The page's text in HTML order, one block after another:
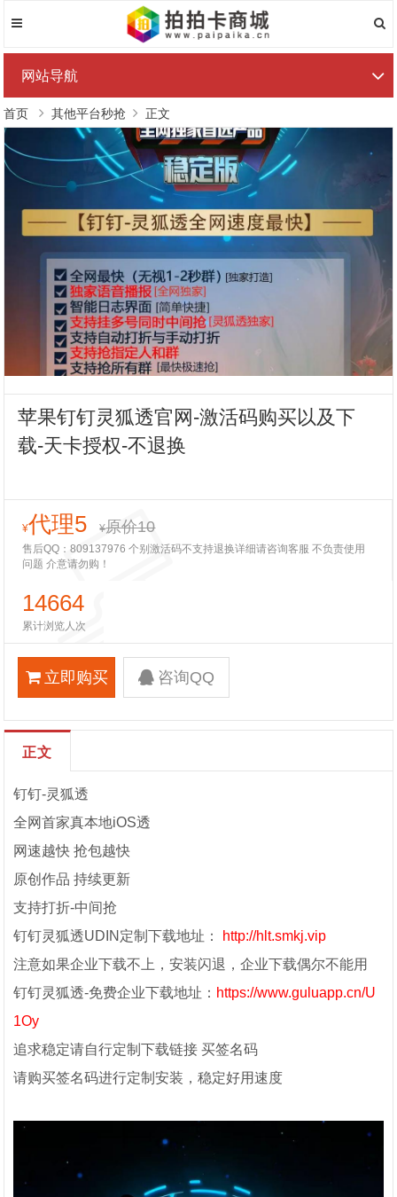
网站导航
首页 其他平台秒抢 正文
苹果钉钉灵狐透官网-激活码购买以及下
载-天卡授权-不退换
¥代理5 ¥原价10
售后QQ：809137976 个别激活码不支持退换详细请咨询客服 不负责使用
问题 介意请勿购！
14664
累计浏览人次
立即购买 咨询QQ
正文
钉钉-灵狐透
全网首家真本地iOS透
网速越快 抢包越快
原创作品 持续更新
支持打折-中间抢
钉钉灵狐透UDIN定制下载地址： http://hlt.smkj.vip
注意如果企业下载不上，安装闪退，企业下载偶尔不能用
钉钉灵狐透-免费企业下载地址： https://www.guluapp.cn/U
1Oy
追求稳定请自行定制下载链接 买签名码
请购买签名码进行定制安装，稳定好用速度